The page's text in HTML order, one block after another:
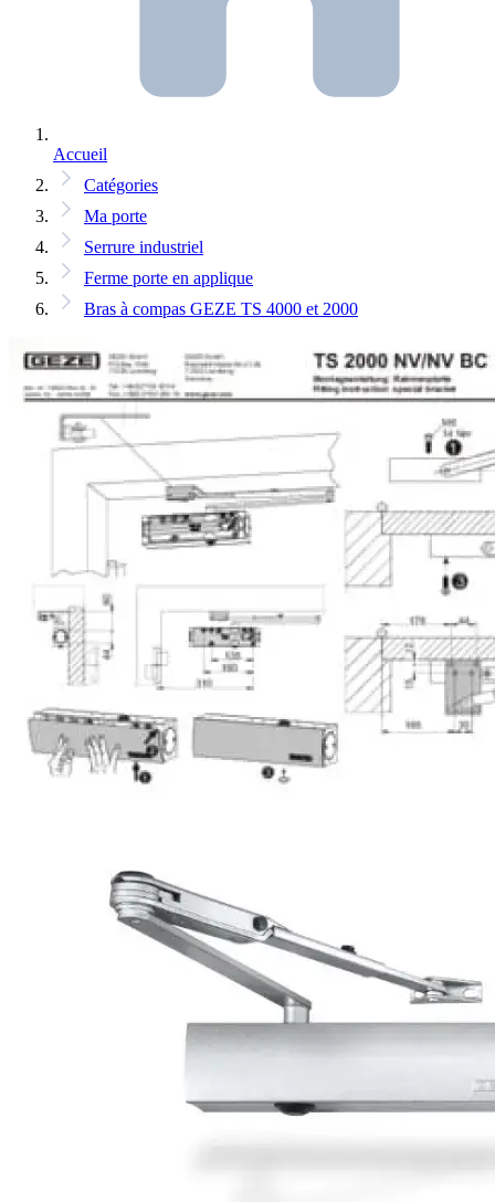
Accueil
Catégories
Ma porte
Serrure industriel
Ferme porte en applique
Bras à compas GEZE TS 4000 et 2000